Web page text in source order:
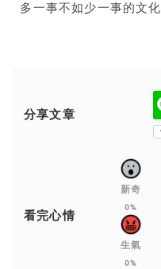
多一事不如少一事的文化
分享文章
看完心情
新奇
0%
生氣
0%